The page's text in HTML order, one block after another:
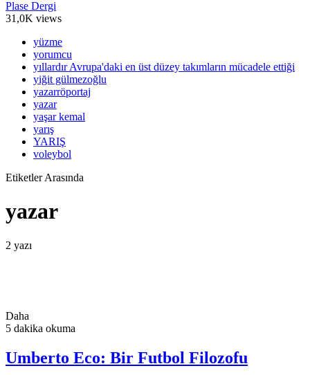
Plase Dergi
31,0K views
yüzme
yorumcu
yıllardır Avrupa'daki en üst düzey takımların mücadele ettiği
yiğit gülmezoğlu
yazarröportaj
yazar
yaşar kemal
yarış
YARIŞ
voleybol
Etiketler Arasında
yazar
2 yazı
Daha
5 dakika okuma
Umberto Eco: Bir Futbol Filozofu